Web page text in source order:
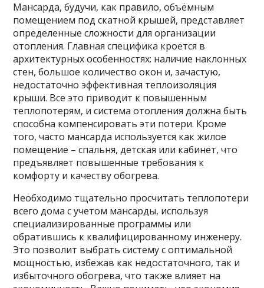
Мансарда, будучи, как правило, объёмным
помещением под скатной крышей, представляет
определенные сложности для организации
отопления. Главная специфика кроется в
архитектурных особенностях: наличие наклонных
стен, большое количество окон и, зачастую,
недостаточно эффективная теплоизоляция
крыши. Все это приводит к повышенным
теплопотерям, и система отопления должна быть
способна компенсировать эти потери. Кроме
того, часто мансарда используется как жилое
помещение – спальня, детская или кабинет, что
предъявляет повышенные требования к
комфорту и качеству обогрева.
Необходимо тщательно просчитать теплопотери
всего дома с учетом мансарды, используя
специализированные программы или
обратившись к квалифицированному инженеру.
Это позволит выбрать систему с оптимальной
мощностью, избежав как недостаточного, так и
избыточного обогрева, что также влияет на